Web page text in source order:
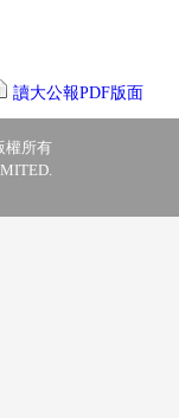
讀大公報PDF版面
權所有